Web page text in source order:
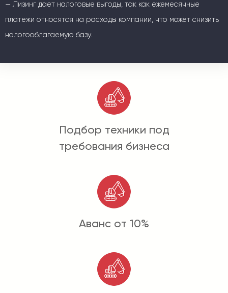
— Лизинг дает налоговые выгоды, так как ежемесячные
платежи относятся на расходы компании, что может снизить
налогооблагаемую базу.
Подбор техники под
требования бизнеса
Аванс от 10%